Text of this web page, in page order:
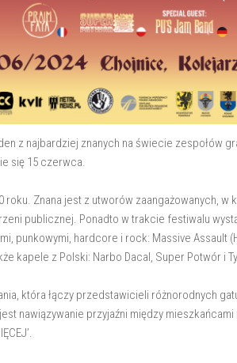
z najbardziej znanych na świecie zespołów
się 15 czerwca.
roku. Znana jest z utworów zaangażowanych,
publicznej. Ponadto w trakcie festiwalu
punkowymi, hardcore i rock: Massive Assault
kapele z Polski: Narbo Dacal, Super Potwór i
która łączy przedstawicieli różnorodnych
nawiązywanie przyjaźni między